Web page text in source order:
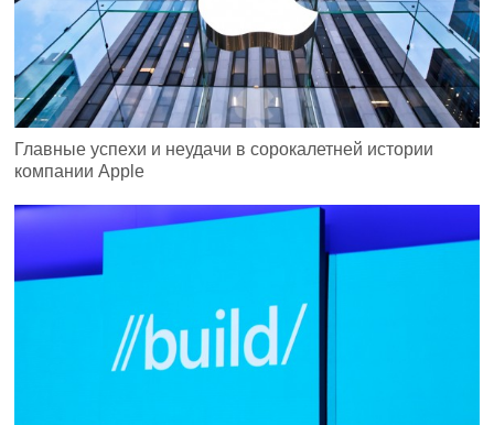
Главные успехи и неудачи в сорокалетней истории
компании Apple